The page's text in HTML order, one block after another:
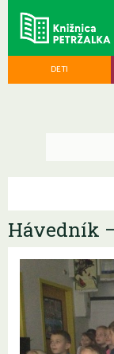
DETI
Hávedník